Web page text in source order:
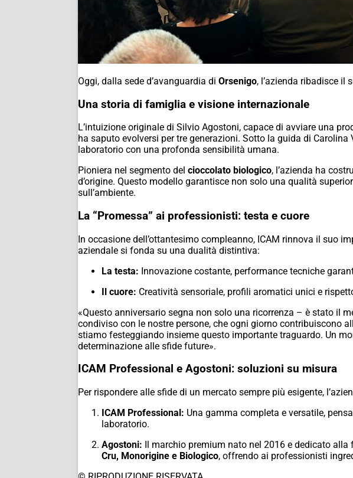
Oggi, dalla sede d’avanguardia di Orsenigo, l’azienda ribadisce il
Una storia di famiglia e visione internazionale
L’intuizione originale di Silvio Agostoni, capace di avviare una
ha saputo evolversi per tre generazioni. Sotto la guida di
laboratorio con una profonda sensibilità umana.
Pioniera nel segmento del cioccolato biologico, l’azienda ha
d’origine. Questo modello garantisce non solo una qualità
sull’ambiente.
La “Promessa” ai professionisti: testa e cuore
In occasione dell’ottantesimo compleanno, ICAM rinnova il suo
aziendale si fonda su una dualità distintiva:
La testa: Innovazione costante, performance tecniche
Il cuore: Creatività sensoriale, profili aromatici unici e
«Questo anniversario segna non solo una ricorrenza – è stato il
condiviso con le nostre persone, che ogni giorno contribuiscono
stiamo festeggiando insieme questo importante traguardo. Un
determinazione alle sfide future».
ICAM Professional e Agostoni: soluzioni su misura
Per rispondere alle sfide di un mercato sempre più esigente,
ICAM Professional: Una gamma completa e versatile,
laboratorio.
Agostoni: Il marchio premium nato nel 2016 e dedicato
Cru, Monorigine e Biologico, offrendo ai professionisti